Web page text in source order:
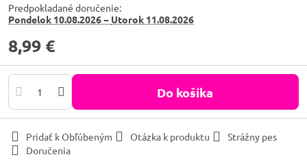
Predpokladané doručenie:
Pondelok 10.08.2026 − Utorok 11.08.2026
8,99 €
Do košíka
Pridať k Obľúbeným Otázka k produktu
Strážny pes
Doručenia